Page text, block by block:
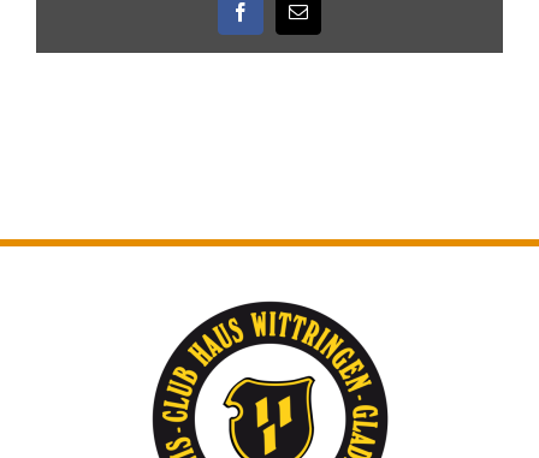
Facebook
E-
Mail